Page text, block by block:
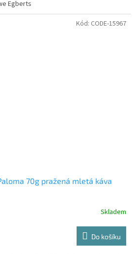
Egberts
70g pražená mletá káva
Skladem
Do košíku
Kód: CODE-15967